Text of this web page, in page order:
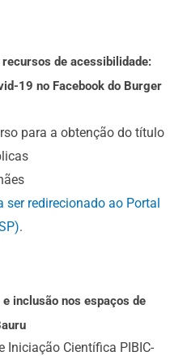
de acessibilidade:
19 no Facebook do Burger
para a obtenção do título
ser redirecionado ao Portal
.
inclusão nos espaços de
Iniciação Científica PIBIC-